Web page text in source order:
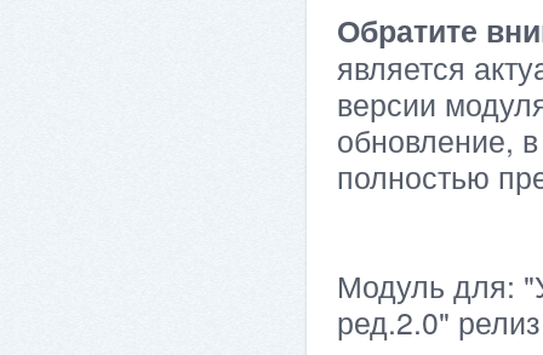
Обратите
является
версии
обновление,
полностью
Модуль для:
ред.2.0"